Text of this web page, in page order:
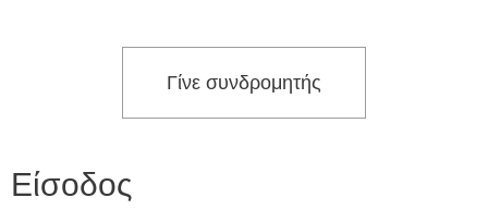
Γίνε συνδρομητής
Είσοδος